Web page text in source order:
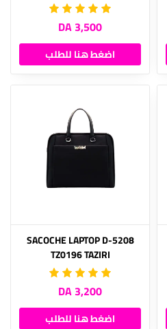
3,500 DA
اضغط هنا للطلب
SACOCHE LAPTOP D-5208
TZ0196 TAZIRI
3,200 DA
اضغط هنا للطلب